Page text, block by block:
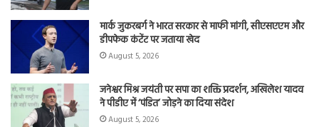
मार्क जुकरबर्ग ने भारत सरकार से माफी मांगी, सीएसएएम और
डीपफेक कंटेंट पर जताया खेद
August 5, 2026
जनेश्वर मिश्र जयंती पर सपा का शक्ति प्रदर्शन, अखिलेश यादव
ने पीडीए में ‘पंडित’ जोड़ने का दिया संदेश
August 5, 2026